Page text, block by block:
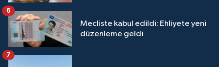
Mecliste kabul edildi: Ehliyete yeni
düzenleme geldi
6
7